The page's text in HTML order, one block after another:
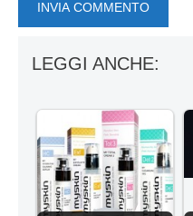
LEGGI ANCHE: